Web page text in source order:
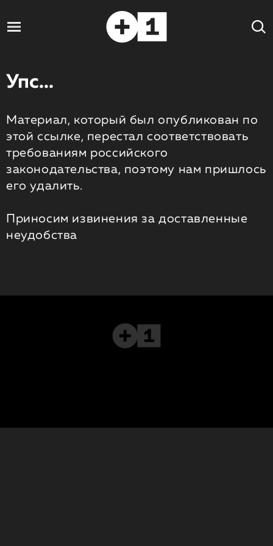
Упс...
Материал, который был опубликован по
этой ссылке, перестал соответствовать
требованиям российского
законодательства, поэтому нам пришлось
его удалить.
Приносим извинения за доставленные
неудобства